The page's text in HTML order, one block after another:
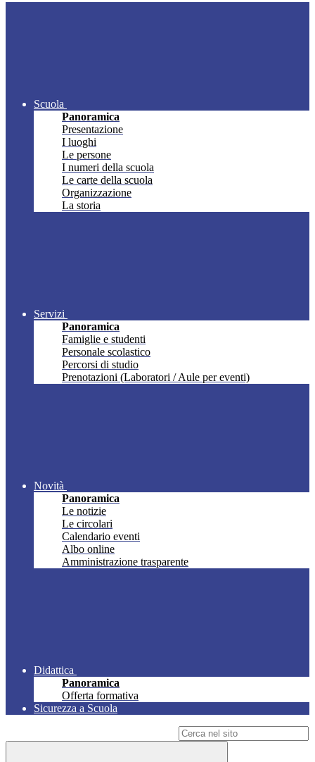
Scuola
Panoramica
Presentazione
I luoghi
Le persone
I numeri della scuola
Le carte della scuola
Organizzazione
La storia
Servizi
Panoramica
Famiglie e studenti
Personale scolastico
Percorsi di studio
Prenotazioni (Laboratori / Aule per eventi)
Novità
Panoramica
Le notizie
Le circolari
Calendario eventi
Albo online
Amministrazione trasparente
Didattica
Panoramica
Offerta formativa
Sicurezza a Scuola